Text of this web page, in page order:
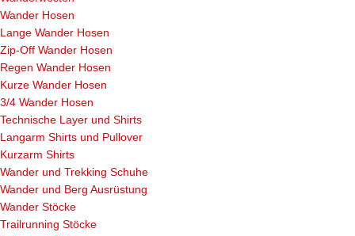
Wander Hosen
Lange Wander Hosen
Zip-Off Wander Hosen
Regen Wander Hosen
Kurze Wander Hosen
3/4 Wander Hosen
Technische Layer und Shirts
Langarm Shirts und Pullover
Kurzarm Shirts
Wander und Trekking Schuhe
Wander und Berg Ausrüstung
Wander Stöcke
Trailrunning Stöcke